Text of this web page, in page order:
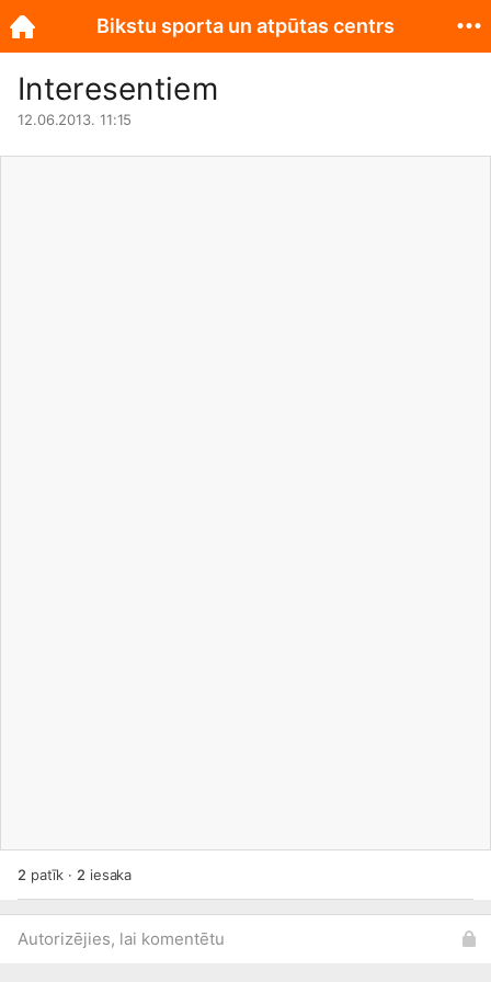
Interesentiem
12.06.2013. 11:15
2 patīk · 2 iesaka
Autorizējies, lai komentētu
Bikstu sporta un atpūtas centrs